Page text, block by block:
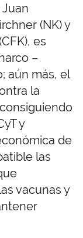
(NK) y
es
–
aún más, el
la
y
de
las
vacunas y